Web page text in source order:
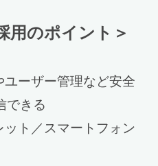
用のポイント＞
ユーザー管理など安全
できる
ット／スマートフォン